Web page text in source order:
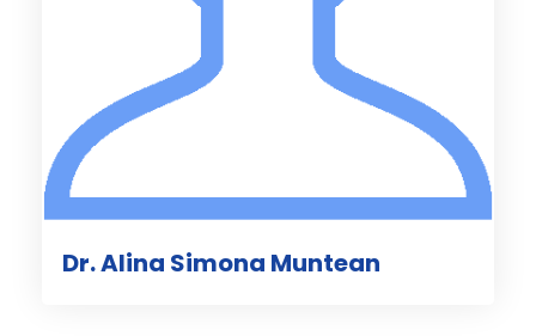
Dr. Alina Simona Muntean